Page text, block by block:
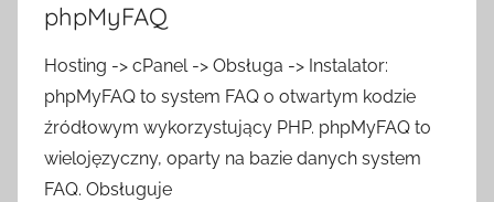
phpMyFAQ
Hosting -> cPanel -> Obsługa -> Instalator:
phpMyFAQ to system FAQ o otwartym kodzie
źródłowym wykorzystujący PHP. phpMyFAQ to
wielojęzyczny, oparty na bazie danych system
FAQ. Obsługuje